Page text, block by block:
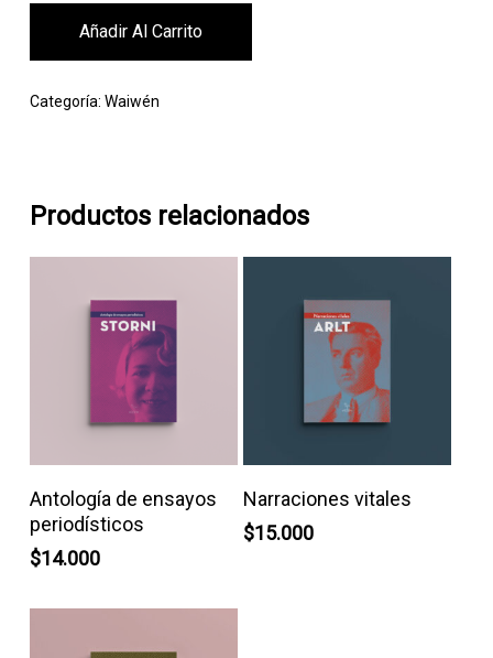
Añadir Al Carrito
Categoría: Waiwén
Productos relacionados
Añadir Al Carrito
Antología de ensayos
periodísticos
$14.000
Añadir Al Carrito
Narraciones vitales
$15.000